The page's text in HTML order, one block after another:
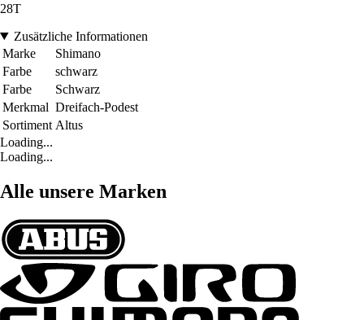
28T
Zusätzliche Informationen
Marke
Shimano
Farbe
schwarz
Farbe
Schwarz
Merkmal Dreifach-Podest
Sortiment Altus
Loading...
Loading...
Alle unsere Marken